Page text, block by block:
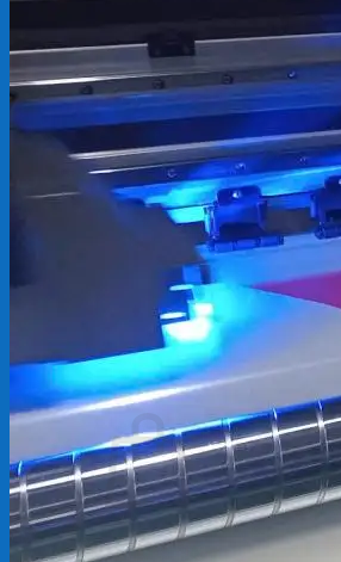
In Tem Nhãn
In Decal
Tin tức
Tin Tức In Kỹ Thuật Số
Tin Tức In UV
Tin tức công ty
Tuyển dụng
Câu hỏi thường gặp
kiếm:
Giỏ hàng /0₫
Chưa có sản phẩm trong giỏ